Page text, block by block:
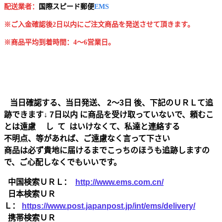
配送業者： 国 際スピード郵便EMS
※ご入金確認後2日以内にご注文商品を発送させて頂きます。
※商品平均到着時間：4～6営業日。
当日確認する、当日発送、 2～3日 後、下記のＵＲＬて追
跡できます↓ 7日以内 に商品を受け取っていないで、頼むこ
とは遠慮 し て はいけなくて、私達と連絡する
不明点、等があれば、ご遠慮なく言って下さい
商品は必ず貴地に届けるまでこっちのほうも追跡しますの
で、ご心配しなくでもいいです。
中国検索ＵＲＬ：
http://www.ems.com.cn/
日本検索ＵＲ
Ｌ：
https://www.post.japanpost.jp/int/ems/delivery/
携帯検索ＵＲ